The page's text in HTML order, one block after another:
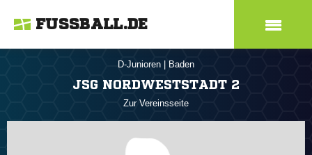
FUSSBALL.DE
D-Junioren Baden
JSG NORDWESTSTADT 2
Zur Vereinsseite